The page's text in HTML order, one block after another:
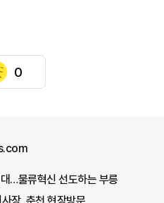
0
…물류혁신 선도하는 부릉